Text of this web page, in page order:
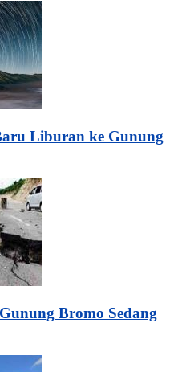
Liburan ke Gunung
Bromo Sedang